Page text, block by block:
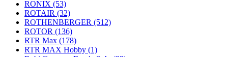
RONIX (53)
ROTAIR (32)
ROTHENBERGER (512)
ROTOR (136)
RTR Max (178)
RTR MAX Hobby (1)